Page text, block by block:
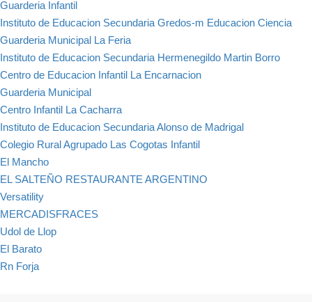
Guarderia Infantil
Instituto de Educacion Secundaria Gredos-m Educacion Ciencia
Guarderia Municipal La Feria
Instituto de Educacion Secundaria Hermenegildo Martin Borro
Centro de Educacion Infantil La Encarnacion
Guarderia Municipal
Centro Infantil La Cacharra
Instituto de Educacion Secundaria Alonso de Madrigal
Colegio Rural Agrupado Las Cogotas Infantil
El Mancho
EL SALTEÑO RESTAURANTE ARGENTINO
Versatility
MERCADISFRACES
Udol de Llop
El Barato
Rn Forja